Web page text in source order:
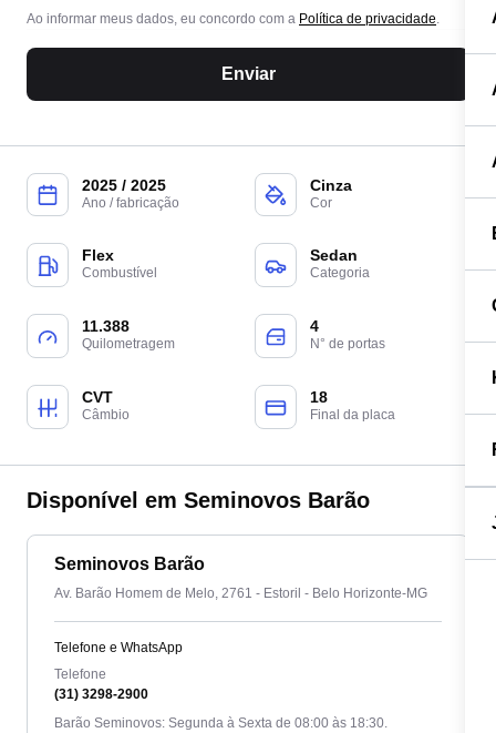
2025 / 2025
Ano / fabricação
Cinza
Cor
Flex
Combustível
Sedan
Categoria
11.388
Quilometragem
4
N° de portas
CVT
Câmbio
18
Final da placa
Disponível em Seminovos Barão
Seminovos Barão
Av. Barão Homem de Melo, 2761 - Estoril - Belo Horizonte-MG
Telefone e WhatsApp
Telefone
(31) 3298-2900
Barão Seminovos: Segunda à Sexta de 08:00 às 18:30.
Ao informar meus dados, eu concordo com a Política de privacidade
Enviar